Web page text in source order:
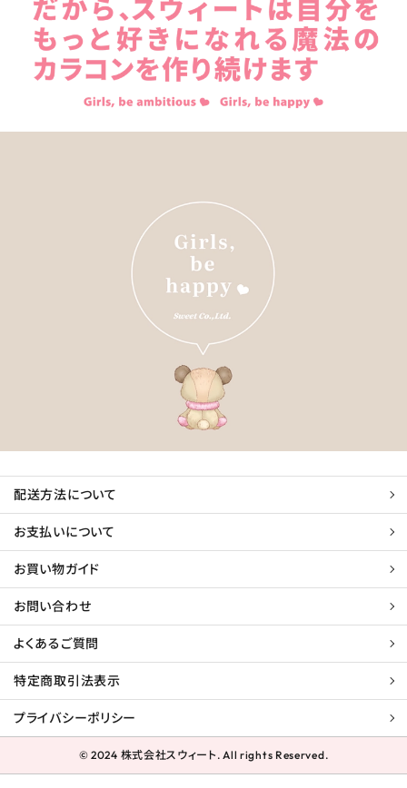
配送方法について
お支払いについて
お買い物ガイド
お問い合わせ
よくあるご質問
特定商取引法表示
プライバシーポリシー
© 2024 株式会社スウィート. All rights Reserved.